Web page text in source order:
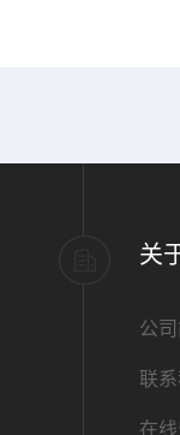
关
公
联
在